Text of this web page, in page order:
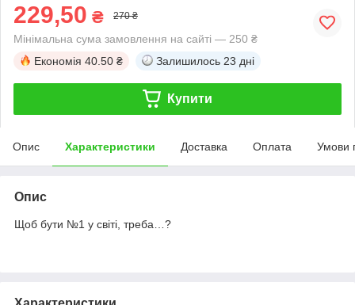
229,50 ₴ 270 ₴
Мінімальна сума замовлення на сайті — 250 ₴
Економія 40.50 ₴ Залишилось 23 дні
Купити
Опис Характеристики Доставка Оплата Умови
Опис
Щоб бути №1 у світі, треба…?